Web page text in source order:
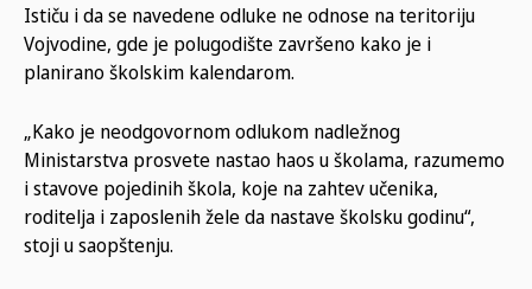
Ističu i da se navedene odluke ne odnose na teritoriju
Vojvodine, gde je polugodište završeno kako je i
planirano školskim kalendarom.
„Kako je neodgovornom odlukom nadležnog
Ministarstva prosvete nastao haos u školama, razumemo
i stavove pojedinih škola, koje na zahtev učenika,
roditelja i zaposlenih žele da nastave školsku godinu“,
stoji u saopštenju.